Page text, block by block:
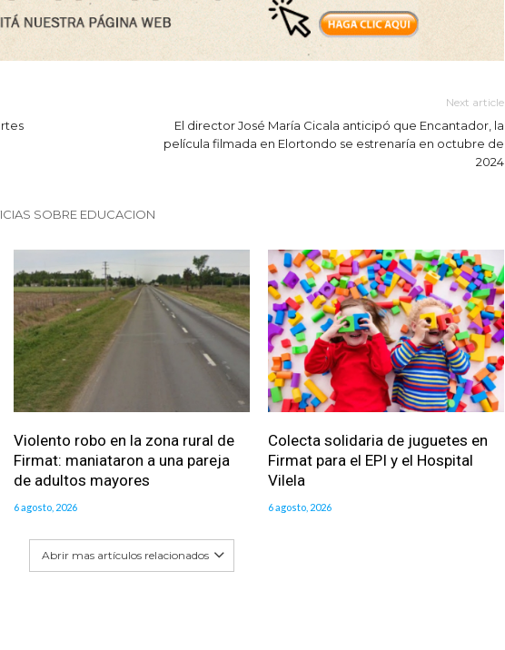
Next article
El director José María Cicala anticipó que Encantador, la
película filmada en Elortondo se estrenaría en octubre de
2024
SOBRE EDUCACION
Violento robo en la zona rural de
Firmat: maniataron a una pareja
de adultos mayores
6 agosto, 2026
Colecta solidaria de juguetes en
Firmat para el EPI y el Hospital
Vilela
6 agosto, 2026
Abrir mas artículos relacionados